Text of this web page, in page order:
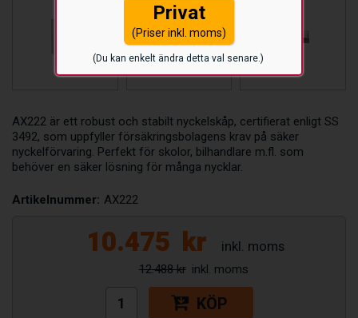
Privat
(Priser inkl. moms)
(Du kan enkelt ändra detta val senare.)
AX222 är ett robust och stabilt nyckelskåp, certifierat enligt SS
3492, som uppfyller försäkringsbolagens krav på säker
nyckelförvaring. Perfekt för skolor, bilhandlare m.fl. som
behöver en säker lösning för många nycklar.
Artikelnummer: AX222
10.475 kr
12.488 kr
KÖP